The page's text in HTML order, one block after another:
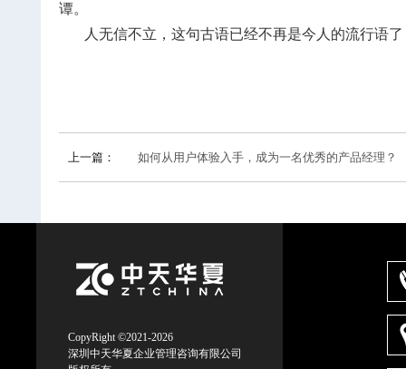
谭。
人无信不立，这句古语已经不再是今人的流行语了
上一篇： 如何从用户体验入手，成为一名优秀的产品经理？
CopyRight ©2021-2026
深圳中天华夏企业管理咨询有限公司